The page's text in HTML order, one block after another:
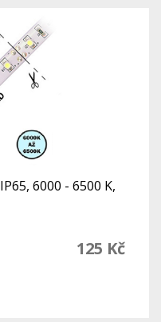
6000 - 6500 K,
125 Kč